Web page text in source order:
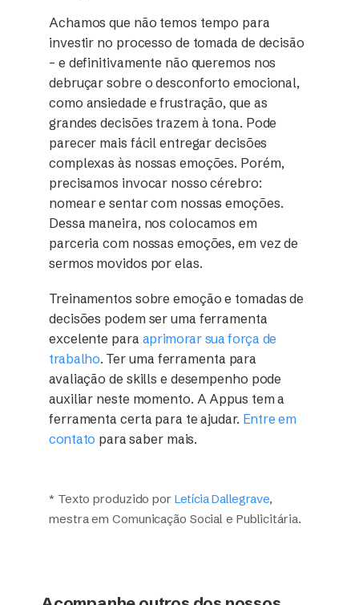
Achamos que não temos tempo para
investir no processo de tomada de decisão
– e definitivamente não queremos nos
debruçar sobre o desconforto emocional,
como ansiedade e frustração, que as
grandes decisões trazem à tona. Pode
parecer mais fácil entregar decisões
complexas às nossas emoções. Porém,
precisamos invocar nosso cérebro:
nomear e sentar com nossas emoções.
Dessa maneira, nos colocamos em
parceria com nossas emoções, em vez de
sermos movidos por elas.
Treinamentos sobre emoção e tomadas de
decisões podem ser uma ferramenta
excelente para aprimorar sua força de
trabalho. Ter uma ferramenta para
avaliação de skills e desempenho pode
auxiliar neste momento. A Appus tem a
ferramenta certa para te ajudar. Entre em
contato para saber mais.
* Texto produzido por Letícia Dallegrave,
mestra em Comunicação Social e Publicitária.